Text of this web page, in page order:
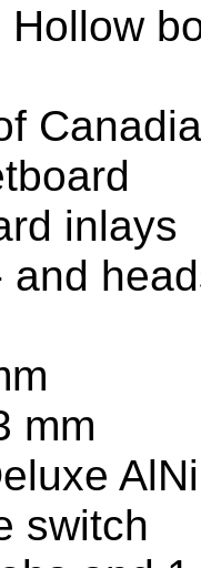
Hollow
inlays
and
mm
switch